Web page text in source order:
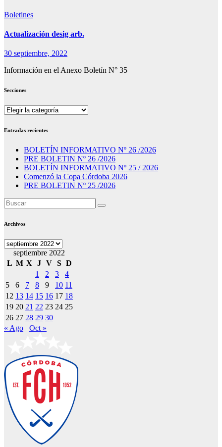
Boletines
Actualización desig arb.
30 septiembre, 2022
Información en el Anexo Boletín N° 35
Secciones
Secciones
Entradas recientes
BOLETÍN INFORMATIVO Nº 26 /2026
PRE BOLETIN Nº 26 /2026
BOLETÍN INFORMATIVO Nº 25 / 2026
Comenzó la Copa Córdoba 2026
PRE BOLETIN Nº 25 /2026
Archivos
Archivos
septiembre 2022
L M X J V S D
1
2 3
4
5
6 7 8 9 10 11
12 13 14 15 16 17 18
19 20 21 22 23 24 25
26 27 28 29 30
« Ago
Oct »